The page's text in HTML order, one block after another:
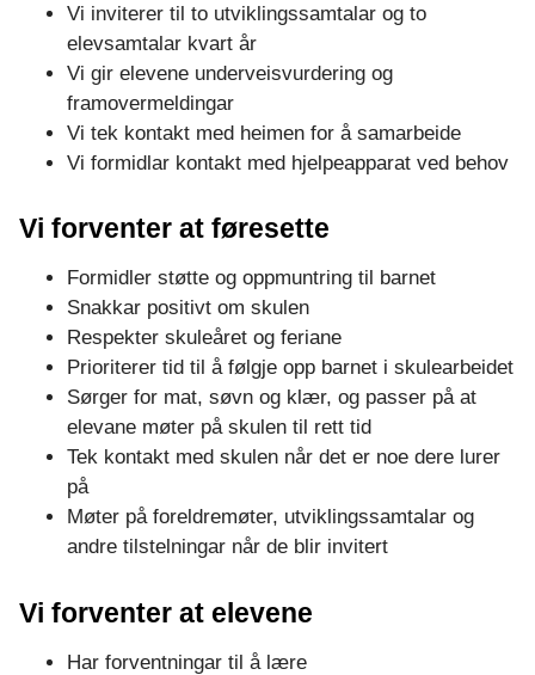
e
n
s
u
l
e
Vi inviterer til to utviklingssamtalar og to
elevsamtalar kvart år
Vi gir elevene underveisvurdering og
framovermeldingar
Vi tek kontakt med heimen for å samarbeide
Vi formidlar kontakt med hjelpeapparat ved behov
Vi forventer at føresette
Formidler støtte og oppmuntring til barnet
Snakkar positivt om skulen
Respekter skuleåret og feriane
Prioriterer tid til å følgje opp barnet i skulearbeidet
Sørger for mat, søvn og klær, og passer på at
elevane møter på skulen til rett tid
Tek kontakt med skulen når det er noe dere lurer
på
Møter på foreldremøter, utviklingssamtalar og
andre tilstelningar når de blir invitert
Vi forventer at elevene
Har forventningar til å lære